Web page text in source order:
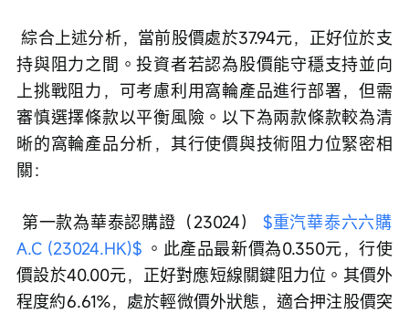
綜合上述分析，當前股價處於37.94元，正好位於支
持與阻力之間。投資者若認為股價能守穩支持並向
上挑戰阻力，可考慮利用窩輪產品進行部署，但需
審慎選擇條款以平衡風險。以下為兩款條款較為清
晰的窩輪產品分析，其行使價與技術阻力位緊密相
關：
第一款為華泰認購證（23024） $重汽華泰六六購
A.C (23024.HK)$ 。此產品最新價為0.350元，行使
價設於40.00元，正好對應短線關鍵阻力位。其價外
程度約6.61%，處於輕微價外狀態，適合押注股價突